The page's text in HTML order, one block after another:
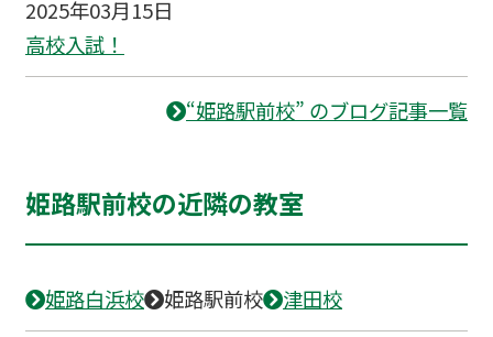
2025年03月15日
高校入試！
“姫路駅前校” のブログ記事一覧
姫路駅前校の近隣の教室
姫路白浜校 姫路駅前校 津田校